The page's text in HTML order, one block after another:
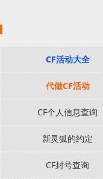
CF活动大全
代做CF活动
CF个人信息查询
新灵狐的约定
CF封号查询